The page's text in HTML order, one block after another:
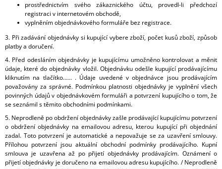
prostřednictvím svého zákaznického účtu, provedl-li předchozí
registraci v internetovém obchodě,
vyplněním objednávkového formuláře bez registrace.
3. Při zadávání objednávky si kupující vybere zboží, počet kusů zboží, způsob
platby a doručení.
4. Před odesláním objednávky je kupujícímu umožněno kontrolovat a měnit
údaje, které do objednávky vložil. Objednávku odešle kupující prodávajícímu
kliknutím na tlačítko…… . Údaje uvedené v objednávce jsou prodávajícím
považovány za správné. Podmínkou platnosti objednávky je vyplnění všech
povinných údajů v objednávkovém formuláři a potvrzení kupujícího o tom, že
se seznámil s těmito obchodními podmínkami.
5. Neprodleně po obdržení objednávky zašle prodávající kupujícímu potvrzení
o obdržení objednávky na emailovou adresu, kterou kupující při objednání
zadal. Toto potvrzení je automatické a nepovažuje se za uzavření smlouvy.
Přílohou potvrzení jsou aktuální obchodní podmínky prodávajícího. Kupní
smlouva je uzavřena až po přijetí objednávky prodávajícím. Oznámení o
přijetí objednávky je doručeno na emailovou adresu kupujícího. / Neprodleně